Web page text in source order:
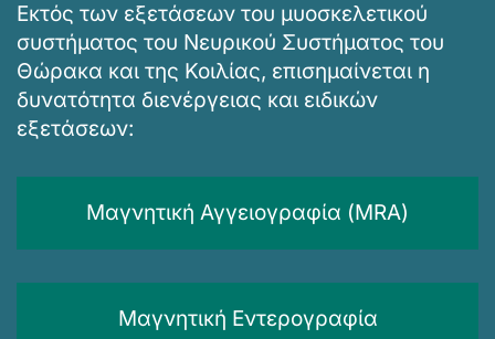
Εκτός των εξετάσεων του μυοσκελετικού
συστήματος του Νευρικού Συστήματος του
Θώρακα και της Κοιλίας, επισημαίνεται η
δυνατότητα διενέργειας και ειδικών
εξετάσεων:
Μαγνητική Αγγειογραφία (MRA)
Μαγνητική Εντερογραφία